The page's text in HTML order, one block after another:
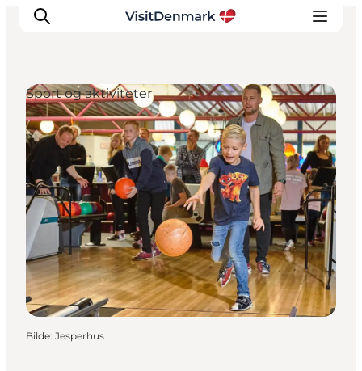
Inspirasjon
Reisemål
Aktiviteter
Overnatting
Planlegg reisen
Sport og aktiviteter
Bilde: Jesperhus